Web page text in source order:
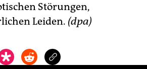
Störungen,
Leiden. (dpa)